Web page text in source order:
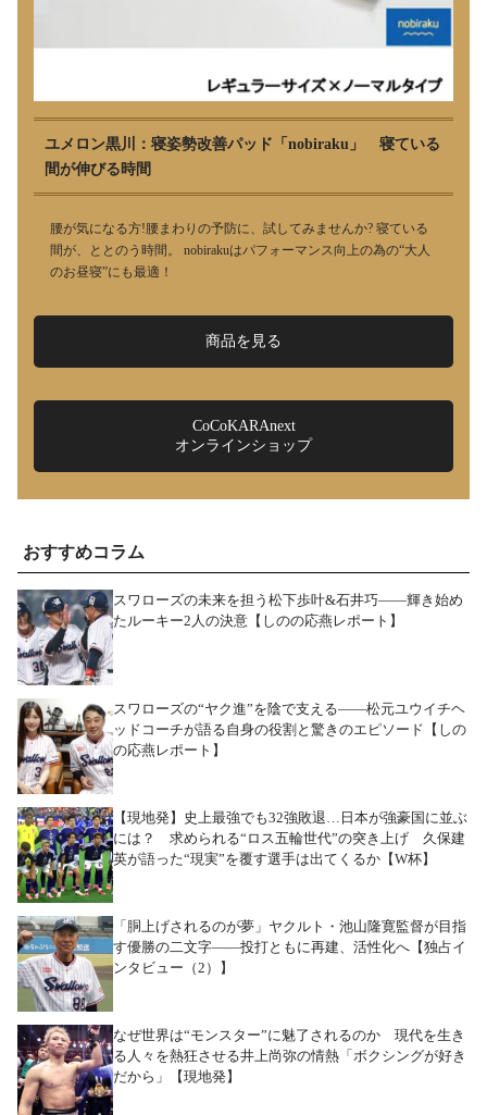
ユメロン黒川：寝姿勢改善パッド「nobiraku」 寝ている
間が伸びる時間
腰が気になる方!腰まわりの予防に、試してみませんか? 寝ている
間が、ととのう時間。 nobirakuはパフォーマンス向上の為の“大人
のお昼寝”にも最適！
商品を見る
CoCoKARAnext
オンラインショップ
おすすめコラム
スワローズの未来を担う松下歩叶&石井巧――輝き始め
たルーキー2人の決意【しのの応燕レポート】
スワローズの“ヤク進”を陰で支える――松元ユウイチヘ
ッドコーチが語る自身の役割と驚きのエピソード【しの
の応燕レポート】
【現地発】史上最強でも32強敗退…日本が強豪国に並ぶ
には？ 求められる“ロス五輪世代”の突き上げ 久保建
英が語った“現実”を覆す選手は出てくるか【W杯】
「胴上げされるのが夢」ヤクルト・池山隆寛監督が目指
す優勝の二文字――投打ともに再建、活性化へ【独占イ
ンタビュー（2）】
なぜ世界は“モンスター”に魅了されるのか 現代を生き
る人々を熱狂させる井上尚弥の情熱「ボクシングが好き
だから」【現地発】